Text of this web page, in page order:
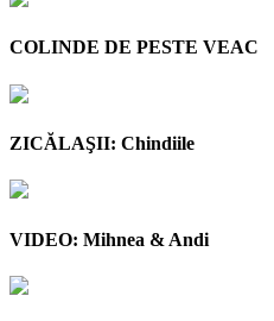
COLINDE DE PESTE VEAC
ZICĂLAŞII: Chindiile
VIDEO: Mihnea & Andi